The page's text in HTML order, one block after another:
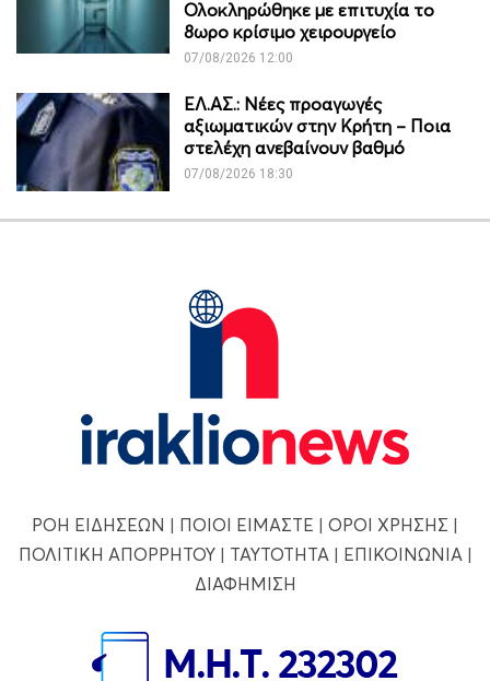
Ολοκληρώθηκε με επιτυχία το
8ωρο κρίσιμο χειρουργείο
07/08/2026 12:00
ΕΛ.ΑΣ.: Νέες προαγωγές
αξιωματικών στην Κρήτη – Ποια
στελέχη ανεβαίνουν βαθμό
07/08/2026 18:30
ΡΟΗ ΕΙΔΗΣΕΩΝ | ΠΟΙΟΙ ΕΙΜΑΣΤΕ | ΟΡΟΙ ΧΡΗΣΗΣ |
ΠΟΛΙΤΙΚΗ ΑΠΟΡΡΗΤΟΥ| ΤΑΥΤΟΤΗΤΑ | ΕΠΙΚΟΙΝΩΝΙΑ |
ΔΙΑΦΗΜΙΣΗ